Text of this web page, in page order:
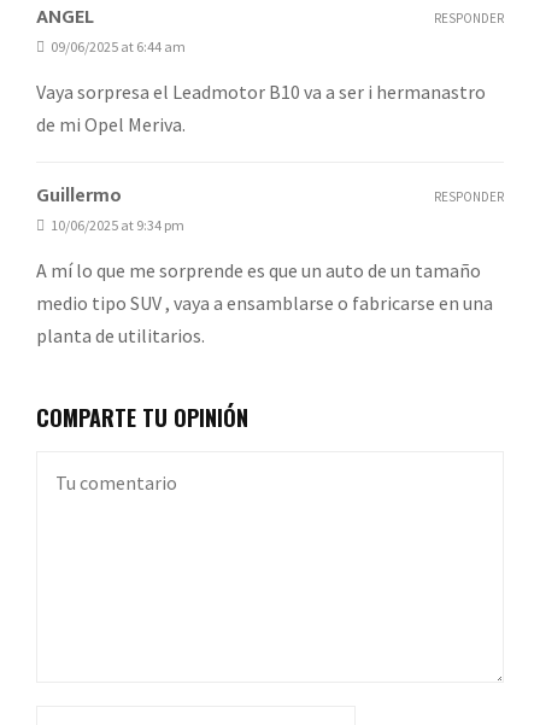
ANGEL
09/06/2025 at 6:44 am
Vaya sorpresa el Leadmotor B10 va a ser i hermanastro
de mi Opel Meriva.
RESPONDER
Guillermo
10/06/2025 at 9:34 pm
A mí lo que me sorprende es que un auto de un tamaño
medio tipo SUV , vaya a ensamblarse o fabricarse en una
planta de utilitarios.
RESPONDER
COMPARTE TU OPINIÓN